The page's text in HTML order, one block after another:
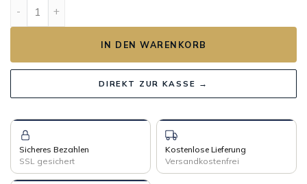
IN DEN WARENKORB
DIREKT ZUR KASSE →
Sicheres Bezahlen
SSL gesichert
Kostenlose Lieferung
Versandkostenfrei